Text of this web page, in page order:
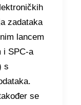
zadataka
lancem
i SPC-a
s
se